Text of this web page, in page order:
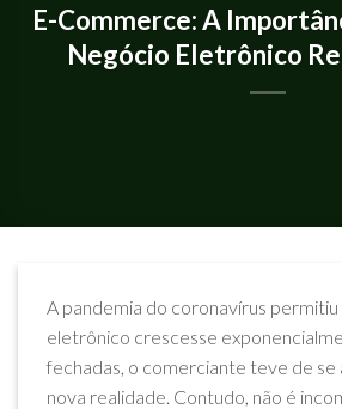
E-Commerce: A
Negócio Eletrônico
A pandemia do coronavírus
eletrônico crescesse
fechadas, o comerciante teve de se
nova realidade. Contudo, não é